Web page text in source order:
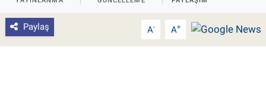
Paylaş A- A+
Pankobirlik